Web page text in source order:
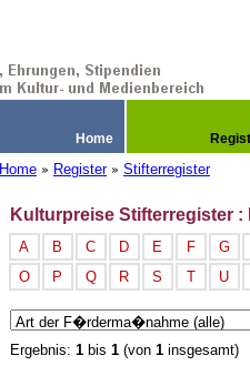
Home
Home » Register » Stifterregister
Kulturpreise Stifterregister :
A B C D E F
G
O
P Q R S T U
Ergebnis: 1 bis 1 (von 1 insgesamt)